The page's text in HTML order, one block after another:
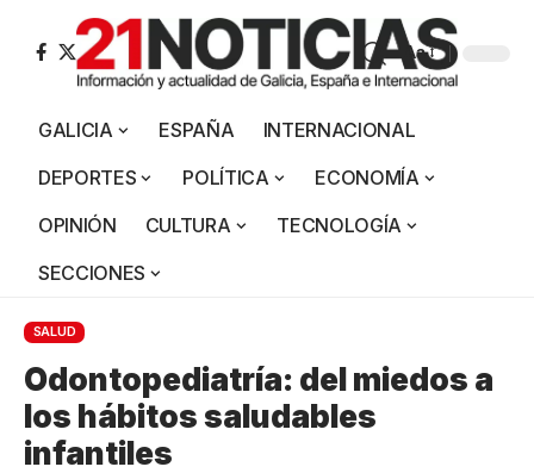
Aa
GALICIA ESPAÑA
INTERNACIONAL
DEPORTES
POLÍTICA
ECONOMÍA
OPINIÓN
CULTURA
TECNOLOGÍA
SECCIONES
SALUD
Odontopediatría: del miedos a
los hábitos saludables
infantiles